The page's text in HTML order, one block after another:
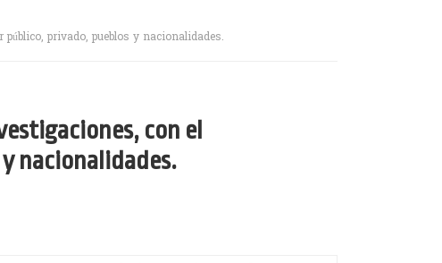
privado, pueblos y nacionalidades.
con el
nacionalidades.